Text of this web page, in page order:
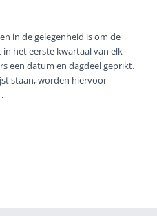
in de gelegenheid is om de
het eerste kwartaal van elk
een datum en dagdeel geprikt.
staan, worden hiervoor